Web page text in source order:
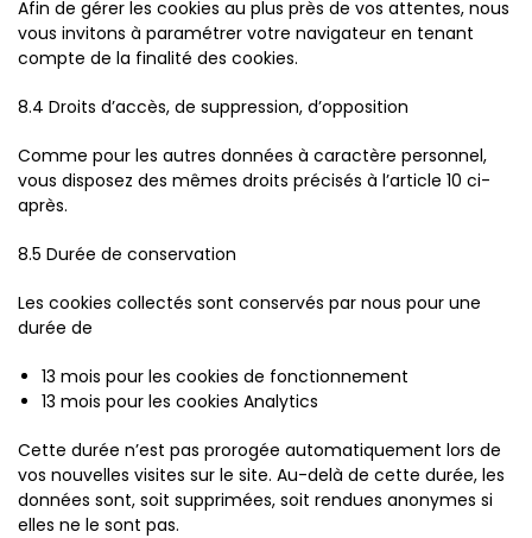
Afin de gérer les cookies au plus près de vos attentes, nous
vous invitons à paramétrer votre navigateur en tenant
compte de la finalité des cookies.
8.4 Droits d’accès, de suppression, d’opposition
Comme pour les autres données à caractère personnel,
vous disposez des mêmes droits précisés à l’article 10 ci-
après.
8.5 Durée de conservation
Les cookies collectés sont conservés par nous pour une
durée de
13 mois pour les cookies de fonctionnement
13 mois pour les cookies Analytics
Cette durée n’est pas prorogée automatiquement lors de
vos nouvelles visites sur le site. Au-delà de cette durée, les
données sont, soit supprimées, soit rendues anonymes si
elles ne le sont pas.